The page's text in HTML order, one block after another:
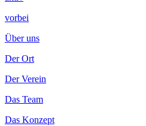
vorbei
Über uns
Der Ort
Der Verein
Das Team
Das Konzept